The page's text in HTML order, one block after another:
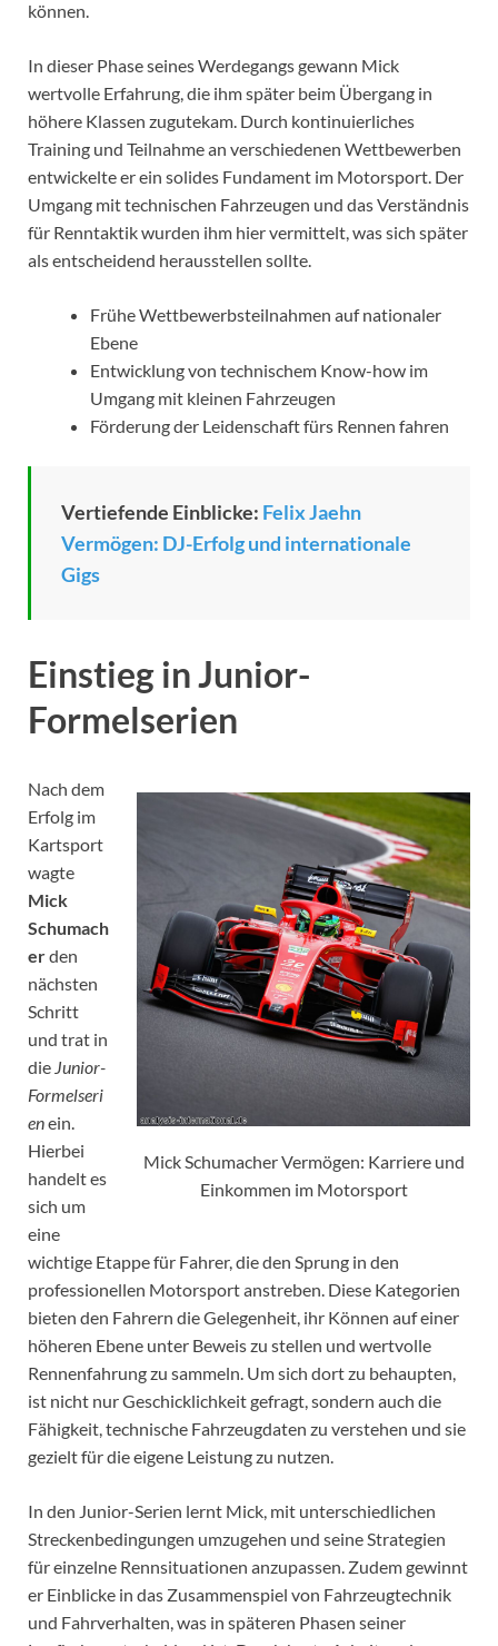
können.
In dieser Phase seines Werdegangs gewann Mick
wertvolle Erfahrung, die ihm später beim Übergang in
höhere Klassen zugutekam. Durch kontinuierliches
Training und Teilnahme an verschiedenen Wettbewerben
entwickelte er ein solides Fundament im Motorsport. Der
Umgang mit technischen Fahrzeugen und das Verständnis
für Renntaktik wurden ihm hier vermittelt, was sich später
als entscheidend herausstellen sollte.
Frühe Wettbewerbsteilnahmen auf nationaler
Ebene
Entwicklung von technischem Know-how im
Umgang mit kleinen Fahrzeugen
Förderung der Leidenschaft fürs Rennen fahren
Vertiefende Einblicke: Felix Jaehn
Vermögen: DJ-Erfolg und internationale
Gigs
Einstieg in Junior-
Formelserien
Mick Schumacher Vermögen: Karriere und
Einkommen im Motorsport
Nach dem
Erfolg im
Kartsport
wagte
Mick
Schumach
erden
nächsten
Schritt
und trat in
die Junior-
Formelseri
enein.
Hierbei
handelt es
sich um
eine
wichtige Etappe für Fahrer, die den Sprung in den
professionellen Motorsport anstreben. Diese Kategorien
bieten den Fahrern die Gelegenheit, ihr Können auf einer
höheren Ebene unter Beweis zu stellen und wertvolle
Rennenfahrung zu sammeln. Um sich dort zu behaupten,
ist nicht nur Geschicklichkeit gefragt, sondern auch die
Fähigkeit, technische Fahrzeugdaten zu verstehen und sie
gezielt für die eigene Leistung zu nutzen.
In den Junior-Serien lernt Mick, mit unterschiedlichen
Streckenbedingungen umzugehen und seine Strategien
für einzelne Rennsituationen anzupassen. Zudem gewinnt
er Einblicke in das Zusammenspiel von Fahrzeugtechnik
und Fahrverhalten, was in späteren Phasen seiner